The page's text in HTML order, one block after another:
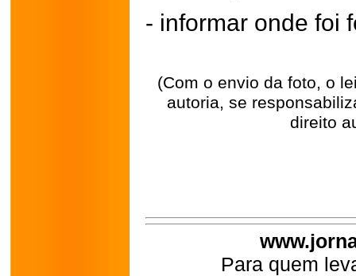
- informar onde foi
(Com o envio da foto, o
autoria, se
direito
Para quem